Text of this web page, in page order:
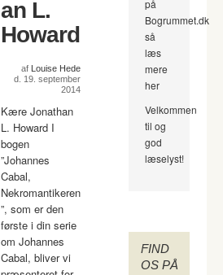
an L.
Howard
af Louise Hede
d. 19. september
2014
Kære Jonathan
L. Howard I
bogen
”Johannes
Cabal,
Nekromantikeren
”, som er den
første i din serie
om Johannes
Cabal, bliver vi
på
Bogrummet.dk
så
læs
mere
her
Velkommen
til og
god
læselyst!
FIND
OS PÅ